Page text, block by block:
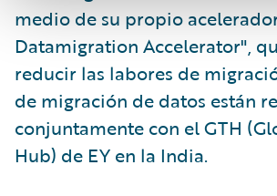
medio de su propio
Datamigration Accelerator",
reducir las labores de
de migración de datos están
conjuntamente con el GTH
Hub) de EY en la India.